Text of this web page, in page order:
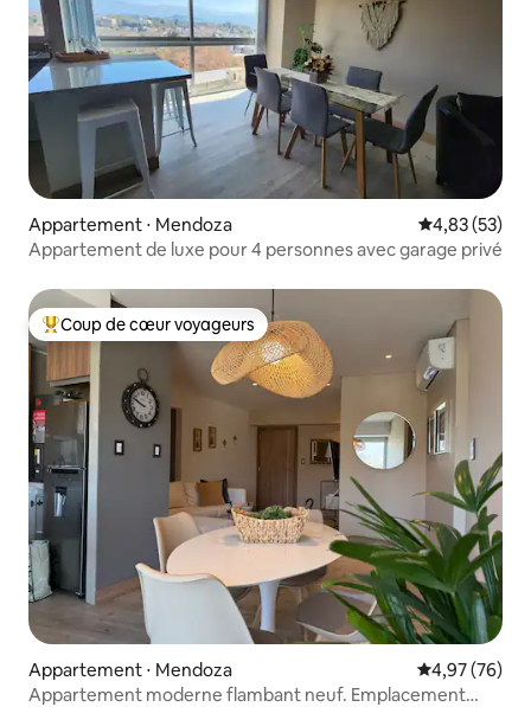
Appartement ⋅ Mendoza Évaluation
4,83 (53)
Appartement de luxe pour 4 personnes avec garage privé
Coups de cœur voyageurs les plus appréciés
Coup de cœur voyageurs
Appartement ⋅ Mendoza Évaluation
4,97 (76)
Appartement moderne flambant neuf. Emplacement